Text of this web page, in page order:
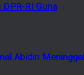
RI Guna
Abidin